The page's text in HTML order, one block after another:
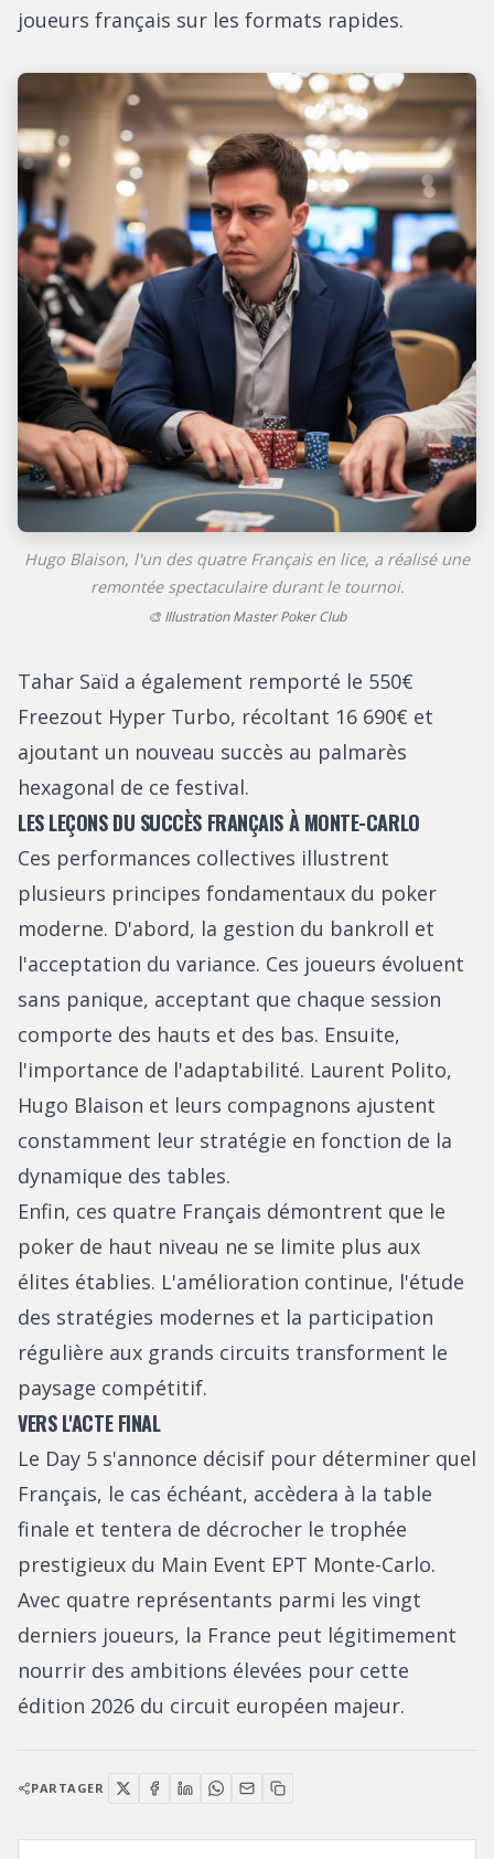
joueurs français sur les formats rapides.
Hugo Blaison, l'un des quatre Français en lice, a réalisé une
remontée spectaculaire durant le tournoi.
🎨 Illustration Master Poker Club
Tahar Saïd a également remporté le 550€
Freezout Hyper Turbo, récoltant 16 690€ et
ajoutant un nouveau succès au palmarès
hexagonal de ce festival.
LES LEÇONS DU SUCCÈS FRANÇAIS À MONTE-CARLO
Ces performances collectives illustrent
plusieurs principes fondamentaux du poker
moderne. D'abord, la gestion du bankroll et
l'acceptation du variance. Ces joueurs évoluent
sans panique, acceptant que chaque session
comporte des hauts et des bas. Ensuite,
l'importance de l'adaptabilité. Laurent Polito,
Hugo Blaison et leurs compagnons ajustent
constamment leur stratégie en fonction de la
dynamique des tables.
Enfin, ces quatre Français démontrent que le
poker de haut niveau ne se limite plus aux
élites établies. L'amélioration continue, l'étude
des stratégies modernes et la participation
régulière aux grands circuits transforment le
paysage compétitif.
VERS L'ACTE FINAL
Le Day 5 s'annonce décisif pour déterminer quel
Français, le cas échéant, accèdera à la table
finale et tentera de décrocher le trophée
prestigieux du Main Event EPT Monte-Carlo.
Avec quatre représentants parmi les vingt
derniers joueurs, la France peut légitimement
nourrir des ambitions élevées pour cette
édition 2026 du circuit européen majeur.
PARTAGER